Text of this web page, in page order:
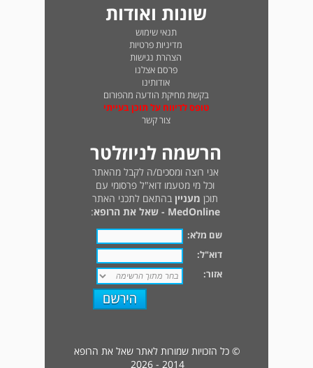
שונות ואודות
תנאי שימוש
מדיניות פרטיות
הצהרת נגישות
פרסם אצלנו
אודותינו
בקשת מחיקת הודעה מהפורום
טופס לדיווח על תוכן בעייתי
צור קשר
הרשמה לניוזלטר
אני רוצה ומסכים/ה לקבל מהאתר
וכל מי מטעמו דוא"ל פרסומי עם
תוכן מעניין בהתאם לתכני האתר
MedOnline - שאל את הרופא
:
שם מלא:
דוא"ל:
אזור:
© כל הזכויות שמורות לאתר שאל את הרופא
2014 - 2026